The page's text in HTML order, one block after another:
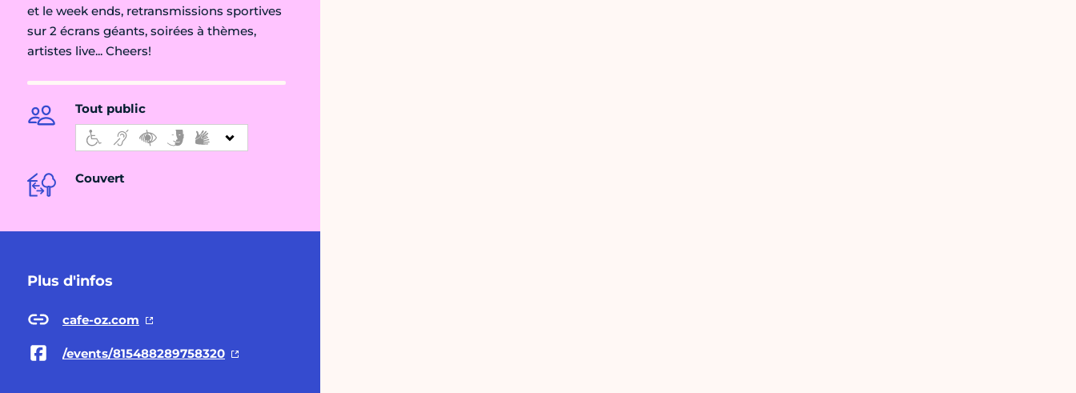
et le week ends, retransmissions sportives
sur 2 écrans géants, soirées à thèmes,
artistes live... Cheers!
Tout public
Couvert
Plus d'infos
cafe-oz.com
/events/815488289758320